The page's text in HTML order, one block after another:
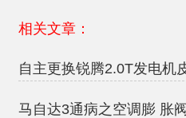
相关文章：
自主更换锐腾2.0T发电机
马自达3通病之空调膨 胀